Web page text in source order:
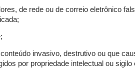
de rede ou de correio eletrônico
invasivo, destrutivo ou que
por propriedade intelectual ou